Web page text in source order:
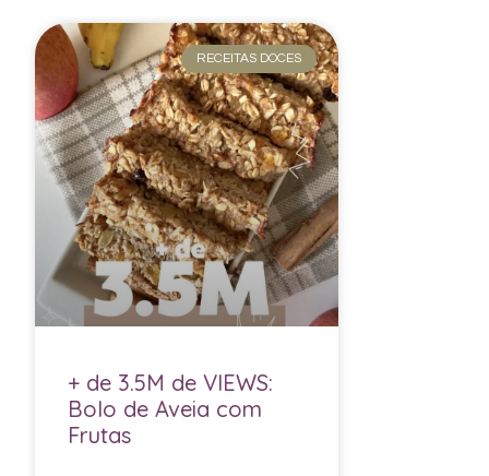
RECEITAS DOCES
+ de 3.5M de VIEWS:
Bolo de Aveia com
Frutas